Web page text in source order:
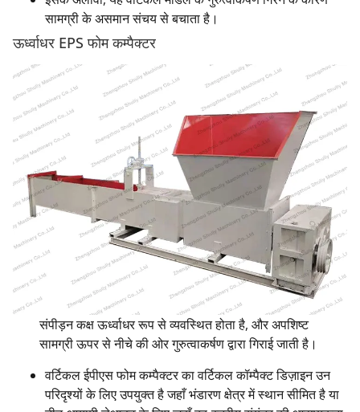
सामग्री के असमान संचय से बचाता है।
ऊर्ध्वाधर EPS फोम कम्पैक्टर
संपीड़न कक्ष ऊर्ध्वाधर रूप से व्यवस्थित होता है, और अपशिष्ट
सामग्री ऊपर से नीचे की ओर गुरुत्वाकर्षण द्वारा गिराई जाती है।
वर्टिकल ईपीएस फोम कम्पैक्टर का वर्टिकल कॉम्पैक्ट डिज़ाइन उन
परिदृश्यों के लिए उपयुक्त है जहाँ भंडारण क्षेत्र में स्थान सीमित है या